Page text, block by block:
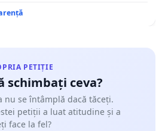
PETIȚIE
schimbați ceva?
nu se întâmplă dacă tăceți.
petiții a luat atitudine și a
face la fel?